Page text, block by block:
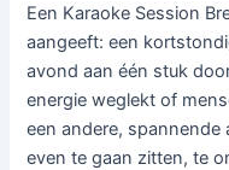
Een Karaoke Session
aangeeft: een
avond aan één stuk
energie weglekt of
een andere,
even te gaan zitten, te